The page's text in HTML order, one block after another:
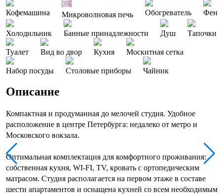
Кофемашина Микроволновая печь Обогреватель Фен
Холодильник Банные принадлежности Душ Тапочки
Туалет Вид во двор Кухня Москитная сетка
Набор посуды Столовые приборы Чайник
Описание
Компактная и продуманная до мелочей студия. Удобное
расположение в центре Петербурга: недалеко от метро и
Московского вокзала.
Оптимальная комплектация для комфортного проживания:
собственная кухня, WI-FI, TV, кровать с ортопедическим
матрасом. Студия располагается на первом этаже в составе
шести апартаментов и оснащена кухней со всем необходимым